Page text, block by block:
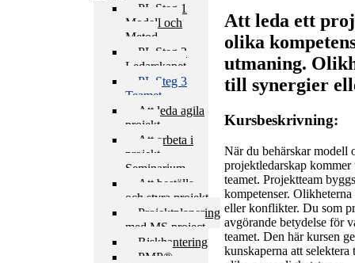
PL Steg 1
Modell och
Metod
PL Steg 2
Ledarskapet
PL Steg 3
Teamet
Att leda agila
projekt
Att arbeta i
projekt,
Seminarium
Att beställa
och styra projekt
Projektplanering
med MS project
Riskhantering
PMP®
Att leda ett
olika
utmaning.
till synergier
Kursbeskrivning:
När du behärskar modell
projektledarskap
teamet. Projektteam
kompetenser.
eller konflikter. Du som
avgörande betydelse för
teamet. Den här kursen
kunskaperna att